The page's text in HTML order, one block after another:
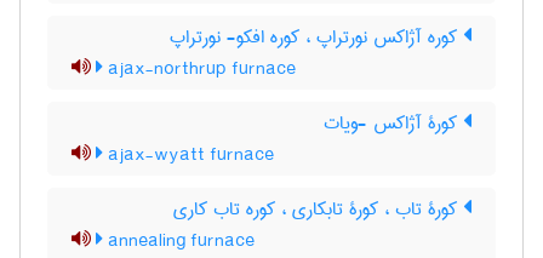
کوره آژاکس نورتراپ ، کوره افکو- نورتراپ
ajax-northrup furnace
کورۀ آژاکس -ویات
ajax-wyatt furnace
کورۀ تاب ، کورۀ تابکاری ، کوره تاب کاری
annealing furnace